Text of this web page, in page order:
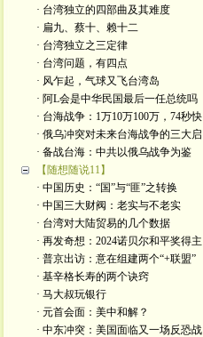
· 台湾独立的四部曲及其难度
· 扁九、蔡十、赖十二
· 台湾独立之三定律
· 台湾问题，有四点
· 风乍起，气球又飞台湾岛
· 阿L会是中华民国最后一任总统吗
· 台海战争：1万10万100万，74秒快
· 俄乌冲突对未来台海战争的三大启
· 备战台海：中共以俄乌战争为鉴
【随想随说11】
· 中国历史：“国”与“匪”之转换
· 中国三大财阀：老实与不老实
· 台湾对大陆贸易的几个数据
· 再发奇想：2024诺贝尔和平奖得主
· 普京出访：意在组建两个“+联盟”
· 基辛格长寿的两个诀窍
· 马大叔玩银行
· 元首会面：美中和解？
· 中东冲突：美国面临又一场反恐战